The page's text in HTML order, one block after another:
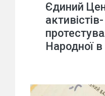
Єдиний
активістів-
Народної